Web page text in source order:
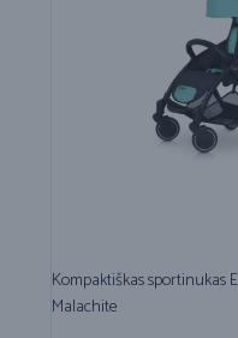
Kompaktiškas sportinukas
Malachite